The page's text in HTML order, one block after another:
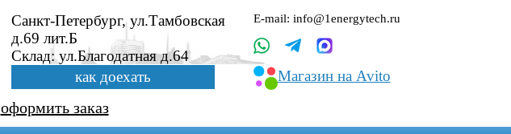
Санкт-Петербург, ул.Тамбовская
д.69 лит.Б
Склад: ул.Благодатная д.64
E-mail: info@1energytech.ru
Магазин на Avito
как доехать
оформить заказ